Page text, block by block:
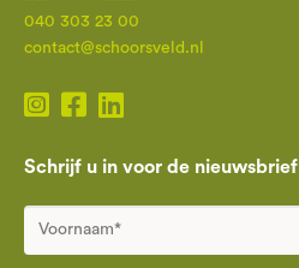
040 303 23 00
contact@schoorsveld.nl
Schrijf u in voor de nieuwsbrief